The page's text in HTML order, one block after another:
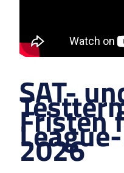
SAT-
Fristen
2026